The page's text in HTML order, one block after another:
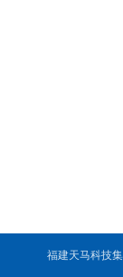
福建天马科技